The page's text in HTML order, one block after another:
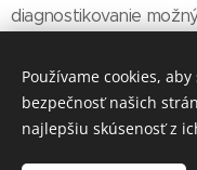
diagnostikovanie
ešte pred objavením
dôležité u plemien a
pravdepodobnosť
Používame cookies,
bezpečnosť našich
najlepšiu skúsenosť z